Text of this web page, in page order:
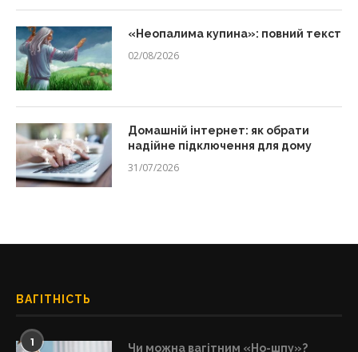
«Неопалима купина»: повний текст
02/08/2026
Домашній інтернет: як обрати
надійне підключення для дому
31/07/2026
ВАГІТНІСТЬ
1 Чи можна вагітним «Но-шпу»?